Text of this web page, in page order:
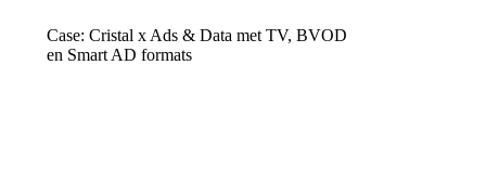
Case: Cristal x Ads & Data met TV, BVOD
en Smart AD formats